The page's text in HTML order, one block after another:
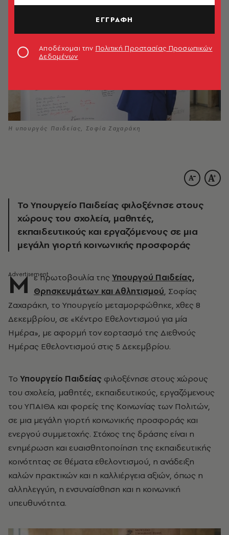
Η υπουργός Παιδείας, Σοφία Ζαχαράκη
Το Υπουργείο Παιδείας φιλοξένησε στους
χώρους του σχολεία, μαθητές,
εκπαιδευτικούς και εργαζόμενους σε μια
μεγάλη γιορτή κοινωνικής προσφοράς
Μ ε πρωτοβουλία της Υπουργού Παιδείας,
Θρησκευμάτων και Αθλητισμού, Σοφίας
Ζαχαράκη, το Υπουργείο μεταμορφώθηκε, χθες 8
Δεκεμβρίου, σε «Κέντρο Εθελοντισμού για μία
Ημέρα», με αφορμή τον εορτασμό της Διεθνούς
Ημέρας Εθελοντισμού στις 5 Δεκεμβρίου.
Το Υπουργείο Παιδείας φιλοξένησε στους χώρους
του σχολεία, μαθητές, εκπαιδευτικούς, εργαζόμενους
του ΥΠΑΙΘΑ και φορείς της Κοινωνίας των Πολιτών,
σε μια μεγάλη γιορτή κοινωνικής προσφοράς και
ενεργού συμμετοχής. Στόχος της δράσης είναι η
ενημέρωση και ευαισθητοποίηση της εκπαιδευτικής
κοινότητας σε θέματα εθελοντισμού, η ανάδειξη
καλών πρακτικών και η καλλιέργεια αξιών, όπως η
αλληλεγγύη, η ενσυναίσθηση και η κοινωνική
υπευθυνότητα.
ΕΓΓΡΑΦΗ
Αποδέχομαι την Πολιτική Προστασίας Προσωπικών
Δεδομένων